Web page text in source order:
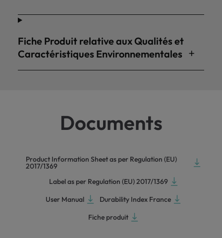
Fiche Produit relative aux Qualités et
Caractéristiques Environnementales
Documents
Product Information Sheet as per Regulation (EU)
2017/1369
Label as per Regulation (EU) 2017/1369
User Manual
Durability Index France
Fiche produit